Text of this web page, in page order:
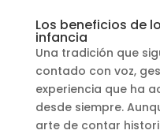
Los beneficios de
infancia
Una tradición que
contado con voz,
experiencia que ha
desde siempre.
arte de contar